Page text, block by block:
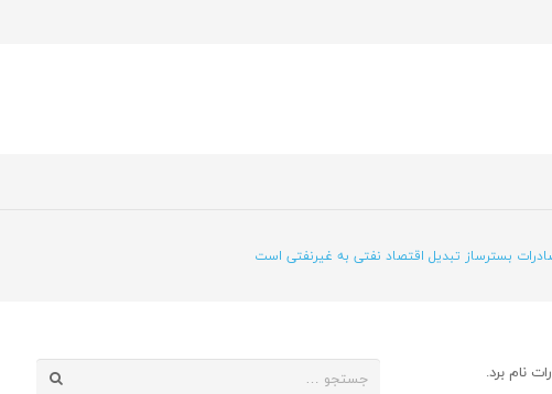
بسترساز تبدیل اقتصاد نفتی به غیرنفتی است
نام برد.
جستجو